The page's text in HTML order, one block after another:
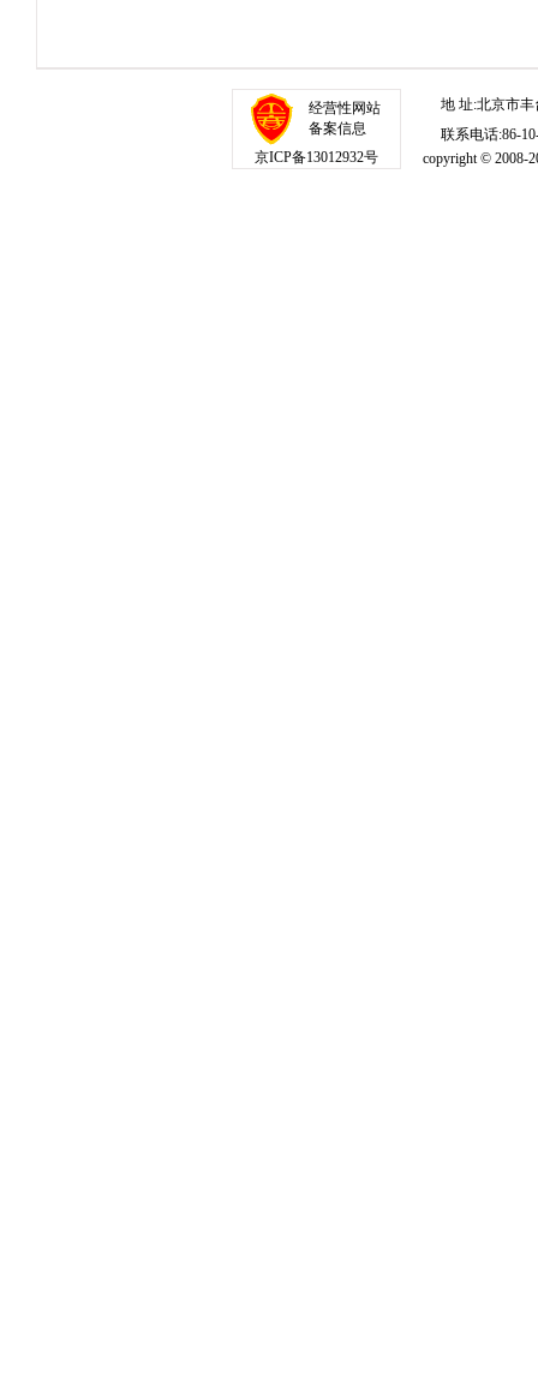
经营性网站
备案信息
京ICP备13012932号
地 址:北京市
联系电话:86-
copyright © 2008-